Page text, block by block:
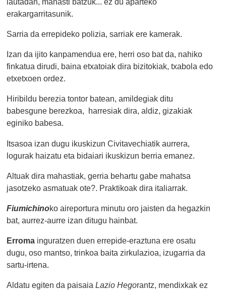
erakargarritasunik.
Sarria da errepideko polizia, sarriak ere kamerak.
Izan da ijito kanpamendua ere, herri oso bat da, nahiko
finkatua dirudi, baina etxatoiak dira bizitokiak, txabola edo
etxetxoen ordez.
Hiribildu berezia tontor batean, amildegiak ditu
babesgune berezkoa, harresiak dira, aldiz, gizakiak
eginiko babesa.
Itsasoa izan dugu ikuskizun Civitavechiatik aurrera,
logurak haizatu eta bidaiari ikuskizun berria emanez.
Altuak dira mahastiak, gerria behartu gabe mahatsa
jasotzeko asmatuak ote?. Praktikoak dira italiarrak.
Fiumichinoko aireportura minutu oro jaisten da hegazkin
bat, aurrez-aurre izan ditugu hainbat.
Erroma inguratzen duen errepide-eraztuna ere osatu
dugu, oso mantso, trinkoa baita zirkulazioa, izugarria da
sartu-irtena.
Aldatu egiten da paisaiaLazio Hegorantz, mendixkak ez